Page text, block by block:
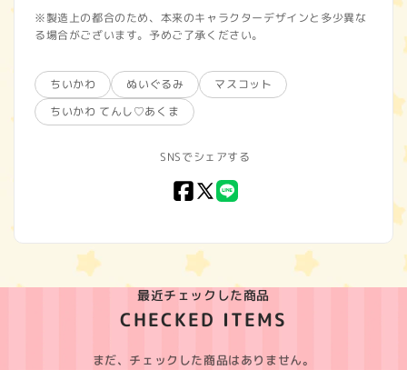
※製造上の都合のため、本来のキャラクターデザインと多少異な
る場合がございます。予めご了承ください。
ちいかわ ぬいぐるみ
マスコット
ちいかわ てんし♡あくま
SNSでシェアする
Facebook
X
最近チェックした商品
CHECKED ITEMS
まだ、チェックした商品はありません。